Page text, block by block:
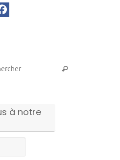
Rechercher
à notre